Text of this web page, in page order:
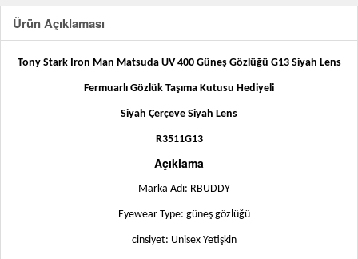
Ürün Açıklaması
Tony Stark Iron Man Matsuda UV 400 Güneş Gözlüğü G13 Siyah Lens
Fermuarlı Gözlük Taşıma Kutusu Hediyeli
Siyah Çerçeve Siyah Lens
R3511G13
Açıklama
Marka Adı: RBUDDY
Eyewear Type: güneş gözlüğü
cinsiyet: Unisex Yetişkin